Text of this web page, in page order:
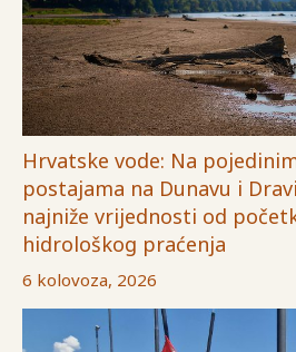
Hrvatske vode: Na
postajama na Dunavu i
najniže vrijednosti od
hidrološkog praćenja
6 kolovoza, 2026